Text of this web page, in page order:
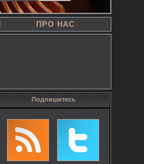
ПРО НАС
Подпишитесь